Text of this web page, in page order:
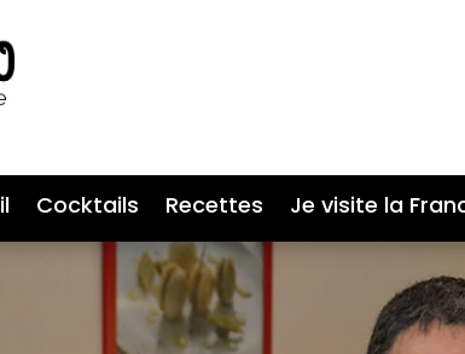
Cocktails Recettes Je visite la